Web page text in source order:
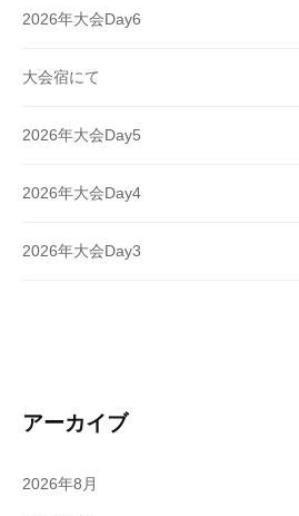
2026年大会Day6
大会宿にて
2026年大会Day5
2026年大会Day4
2026年大会Day3
アーカイブ
2026年8月